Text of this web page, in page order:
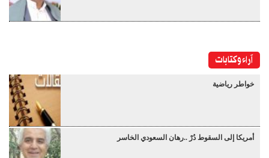
آراء وكتابات
خواطر رياضية
أمريكا إلى السقوط دُرْ ..رهان السعودي الخاسر